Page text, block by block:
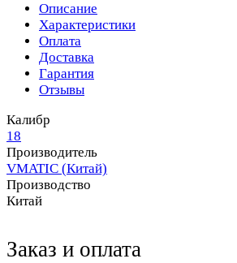
Описание
Характеристики
Оплата
Доставка
Гарантия
Отзывы
Калибр
18
Производитель
VMATIC (Китай)
Производство
Китай
Заказ и оплата